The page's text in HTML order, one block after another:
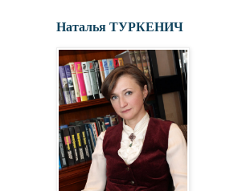
Наталья ТУРКЕНИЧ